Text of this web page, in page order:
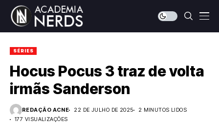
SÉRIES
Hocus Pocus 3 traz de volta
irmãs Sanderson
REDAÇÃO ACNE 22 DE JULHO DE 2025
2 MINUTOS LIDOS
177 VISUALIZAÇÕES